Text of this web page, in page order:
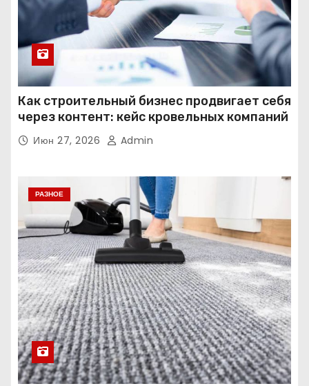
Как строительный бизнес продвигает себя
через контент: кейс кровельных компаний
Июн 27, 2026 Admin
РАЗНОЕ